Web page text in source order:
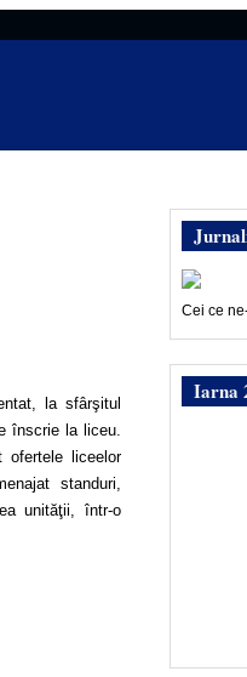
la sfârşitul
înscrie la liceu.
liceelor
standuri,
unităţii, într-o
Cei ce
Iarna